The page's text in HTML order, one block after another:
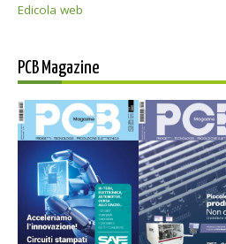
Edicola web
PCB Magazine